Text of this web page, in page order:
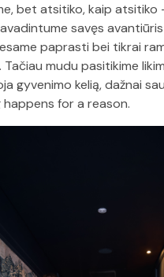
bet atsitiko, kaip atsitiko
savęs
paprasti bei tikrai
mudu pasitikime
gyvenimo kelią, dažnai
for a reason.